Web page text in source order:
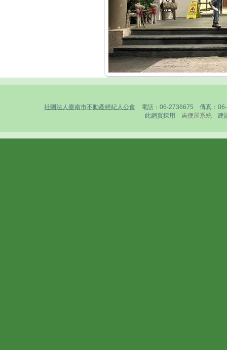
社團法人臺南市不動產經紀人公會 電話：06-2736675 傳真：
此網頁採用 吉便屋系統 建